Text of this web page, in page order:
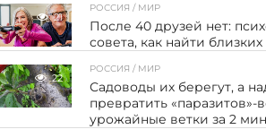
21
РОССИЯ / МИР
После 40 друзей нет:
совета, как найти близких
22
РОССИЯ / МИР
Садоводы их берегут, а
превратить «паразитов»-
урожайные ветки за 2